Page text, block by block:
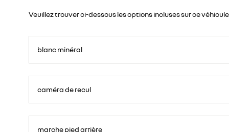
Veuillez trouver ci-dessous les options incluses sur ce véhicule
blanc minéral
caméra de recul
marche pied arrière